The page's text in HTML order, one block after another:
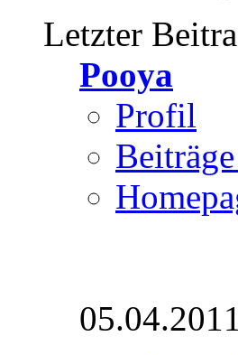
Letzter
Pooya
Profil